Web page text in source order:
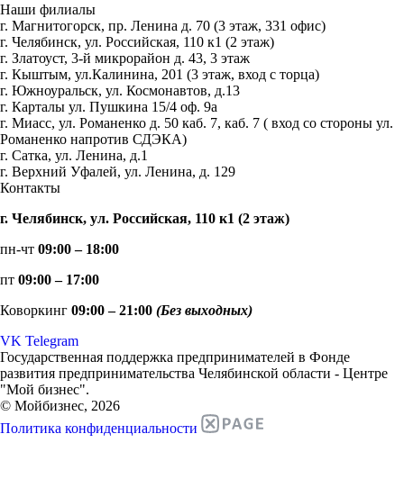
Наши филиалы
г. Магнитогорск, пр. Ленина д. 70 (3 этаж, 331 офис)
г. Челябинск, ул. Российская, 110 к1 (2 этаж)
г. Златоуст, 3-й микрорайон д. 43, 3 этаж
г. Кыштым, ул.Калинина, 201 (3 этаж, вход с торца)
г. Южноуральск, ул. Космонавтов, д.13
г. Карталы ул. Пушкина 15/4 оф. 9а
г. Миасс, ул. Романенко д. 50 каб. 7, каб. 7 ( вход со стороны ул.
Романенко напротив СДЭКА)
г. Сатка, ул. Ленина, д.1
г. Верхний Уфалей, ул. Ленина, д. 129
Контакты
г. Челябинск, ул. Российская, 110 к1 (2 этаж)
пн-чт 09:00 – 18:00
пт 09:00 – 17:00
Коворкинг 09:00 – 21:00 (Без выходных)
VK Telegram
Государственная поддержка предпринимателей в Фонде
развития предпринимательства Челябинской области - Центре
"Мой бизнес".
© Мойбизнес, 2026
Политика конфиденциальности